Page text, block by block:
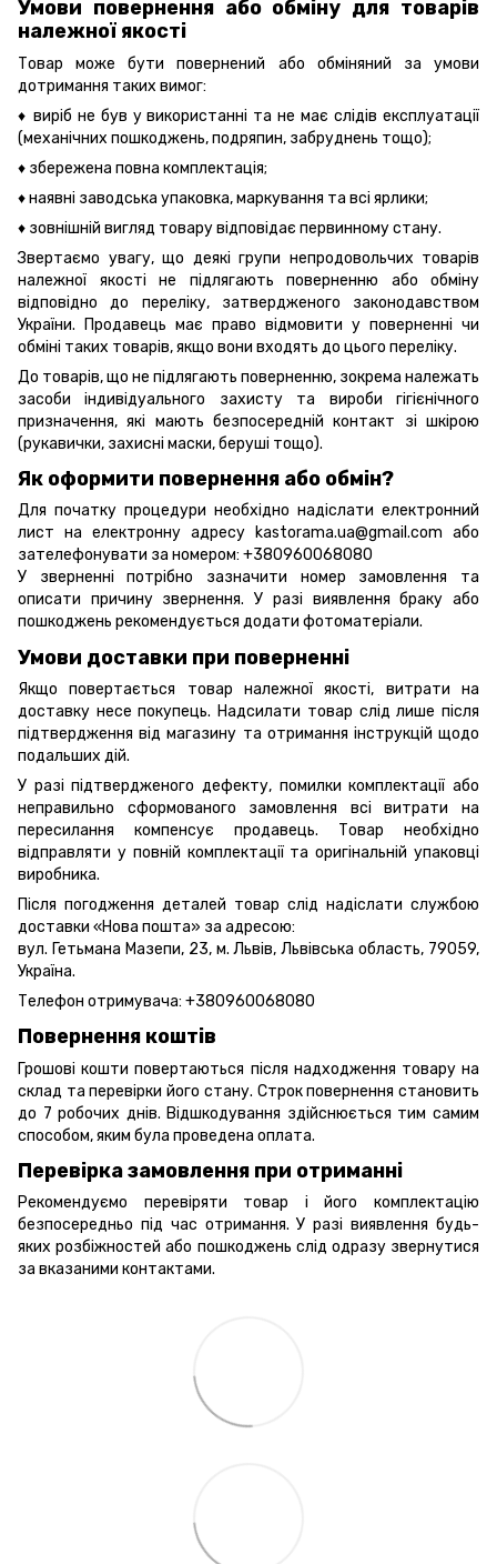
Умови повернення або обміну для товарів
належної якості
Товар може бути повернений або обміняний за умови
дотримання таких вимог:
♦ виріб не був у використанні та не має слідів експлуатації
(механічних пошкоджень, подряпин, забруднень тощо);
♦ збережена повна комплектація;
♦ наявні заводська упаковка, маркування та всі ярлики;
♦ зовнішній вигляд товару відповідає первинному стану.
Звертаємо увагу, що деякі групи непродовольчих товарів
належної якості не підлягають поверненню або обміну
відповідно до переліку, затвердженого законодавством
України. Продавець має право відмовити у поверненні чи
обміні таких товарів, якщо вони входять до цього переліку.
До товарів, що не підлягають поверненню, зокрема належать
засоби індивідуального захисту та вироби гігієнічного
призначення, які мають безпосередній контакт зі шкірою
(рукавички, захисні маски, беруші тощо).
Як оформити повернення або обмін?
Для початку процедури необхідно надіслати електронний
лист на електронну адресу kastorama.ua@gmail.com або
зателефонувати за номером: +380960068080
У зверненні потрібно зазначити номер замовлення та
описати причину звернення. У разі виявлення браку або
пошкоджень рекомендується додати фотоматеріали.
Умови доставки при поверненні
Якщо повертається товар належної якості, витрати на
доставку несе покупець. Надсилати товар слід лише після
підтвердження від магазину та отримання інструкцій щодо
подальших дій.
У разі підтвердженого дефекту, помилки комплектації або
неправильно сформованого замовлення всі витрати на
пересилання компенсує продавець. Товар необхідно
відправляти у повній комплектації та оригінальній упаковці
виробника.
Після погодження деталей товар слід надіслати службою
доставки «Нова пошта» за адресою:
вул. Гетьмана Мазепи, 23, м. Львів, Львівська область, 79059,
Україна.
Телефон отримувача: +380960068080
Повернення коштів
Грошові кошти повертаються після надходження товару на
склад та перевірки його стану. Строк повернення становить
до 7 робочих днів. Відшкодування здійснюється тим самим
способом, яким була проведена оплата.
Перевірка замовлення при отриманні
Рекомендуємо перевіряти товар і його комплектацію
безпосередньо під час отримання. У разі виявлення будь-
яких розбіжностей або пошкоджень слід одразу звернутися
за вказаними контактами.